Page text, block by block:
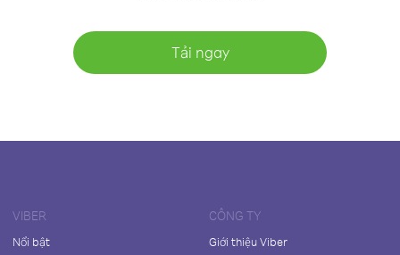
Tải ngay
VIBER
Nổi bật
CÔNG TY
Giới thiệu Viber